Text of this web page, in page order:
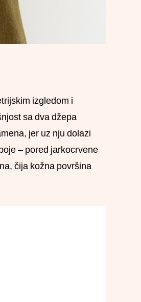
izgledom i
sa dva džepa
jer uz nju dolazi
– pored jarkocrvene
čija kožna površina